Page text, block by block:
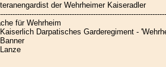
der Wehrheimer Kaiseradler
für Wehrheim
Darpatisches Garderegiment -